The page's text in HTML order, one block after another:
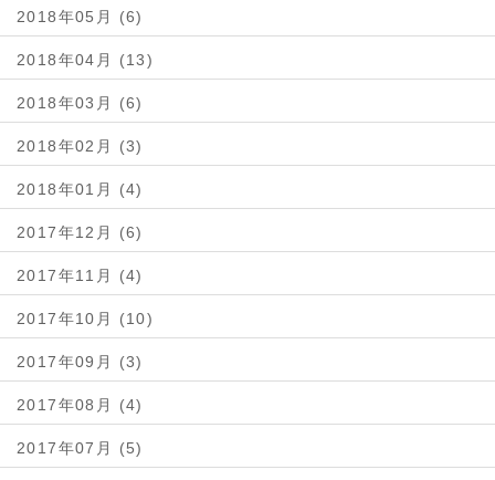
2018年05月 (6)
2018年04月 (13)
2018年03月 (6)
2018年02月 (3)
2018年01月 (4)
2017年12月 (6)
2017年11月 (4)
2017年10月 (10)
2017年09月 (3)
2017年08月 (4)
2017年07月 (5)